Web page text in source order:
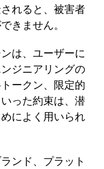
れると、被害者
きません。
は、ユーザーに
ジニアリングの
ークン、限定的
った約束は、潜
によく用いられ
ンド、プラット